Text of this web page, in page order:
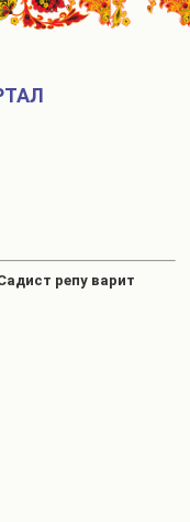
репу варит